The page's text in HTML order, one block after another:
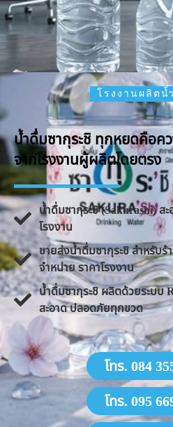
โรงงานผลิตน้
น้ำดื่มซากุระชิ ทุกหยดคือคว
จากโรงงานผู้ผลิตโดยตรง
น้ำดื่มซากุระชิ (Sakurashi) ส
โรงงาน
ขายส่งน้ำดื่มซากุระชิ สำหรับร้
จำหน่าย ราคาโรงงาน
น้ำดื่มซากุระชิ ผลิตด้วยระบบ
สะอาด ปลอดภัยทุกขวด
โทร. 084
โทร. 095